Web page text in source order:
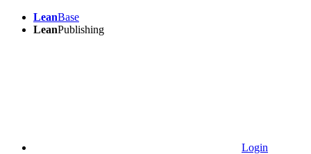
LeanBase
LeanPublishing
Login